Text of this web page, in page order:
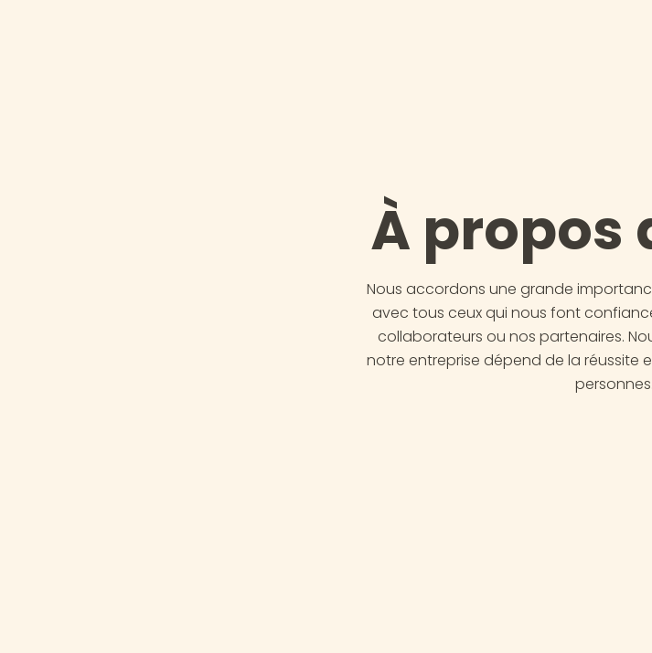
À propos
Nous accordons une grande
avec tous ceux qui nous font
collaborateurs ou nos partenaires.
notre entreprise dépend de la réussite
personnes.